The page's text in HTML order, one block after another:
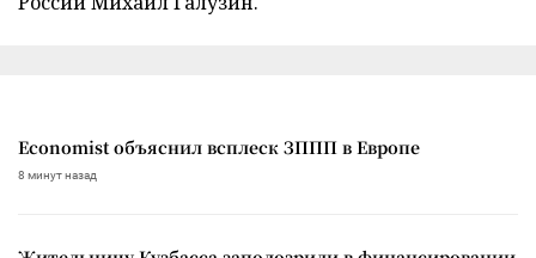
Economist объяснил всплеск ЗППП в Европе
8 минут назад